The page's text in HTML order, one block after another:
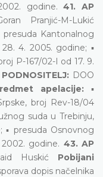
godine.41. AP
Pranjić-M-Lukić
presuda Kantonalnog
4. 2005. godine; ▪
P-167/02-I od 17. 9.
DOO
apelacije: ▪
broj Rev-18/04
suda u Trebinju,
▪ presuda Osnovnog
godine. 43. AP
Huskić Pobijani
dopis načelnika